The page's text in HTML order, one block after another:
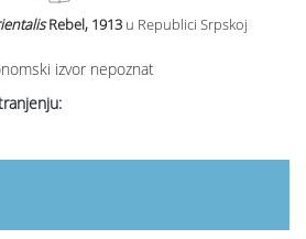
izvor nepoznat
Rebel, 1913 u Republici Srpskoj